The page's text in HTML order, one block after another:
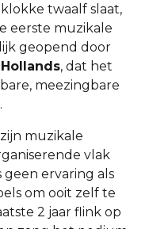
twaalf slaat,
eerste muzikale
geopend door
, dat het
meezingbare
zijn muzikale
vlak
ervaring als
om ooit zelf te
2 jaar flink op